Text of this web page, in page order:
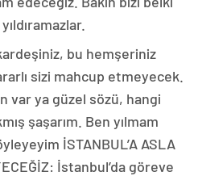
bu hemşeriniz
sizi mahcup etmeyecek.
var ya güzel sözü, hangi
şaşarım. Ben yılmam
İSTANBUL’A ASLA
İstanbul’da göreve